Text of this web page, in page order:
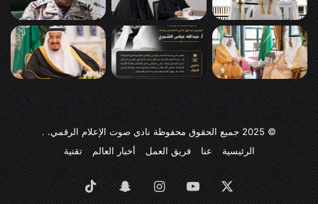
© 2025 جميع الحقوق محفوظة نادي صوت الإعلام الرقمي. .
الرئيسية
عنا فريق العمل أخبار العالم تقنية
‫X
‫YouTubeانستقرامسناب ‫TikTok